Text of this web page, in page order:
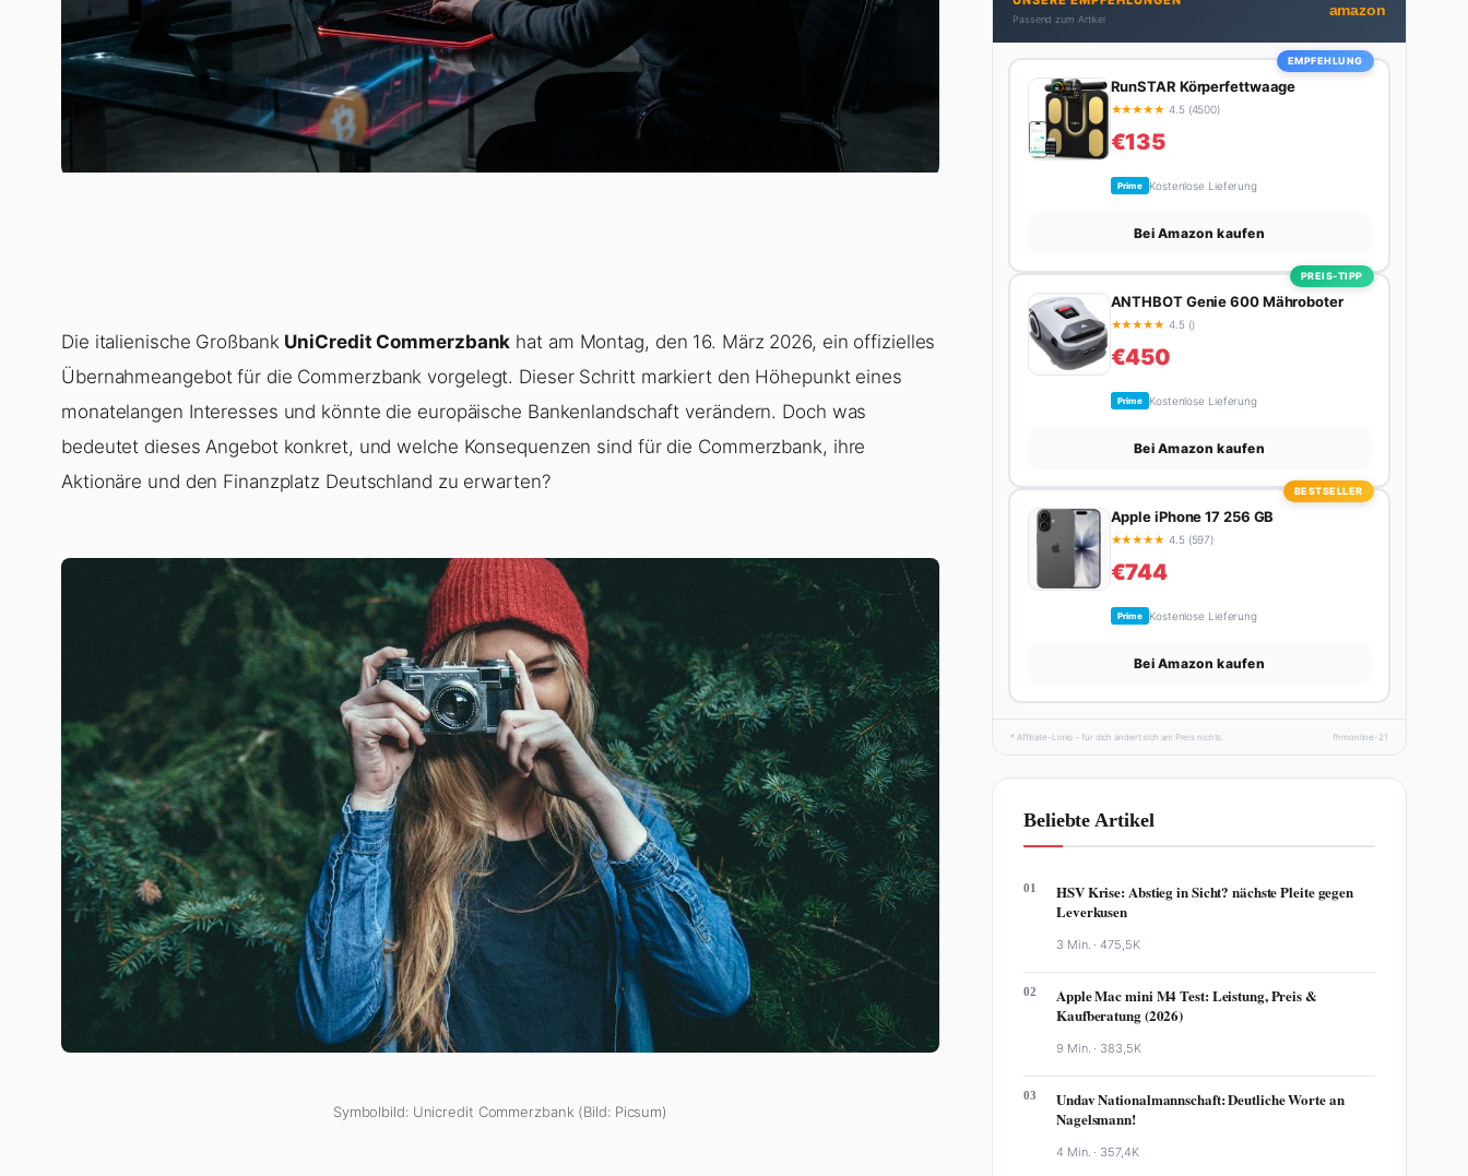
Die italienische Großbank UniCredit Commerzbank hat am Montag, den 16. März 2026, ein offizielles
Übernahmeangebot für die Commerzbank vorgelegt. Dieser Schritt markiert den Höhepunkt eines
monatelangen Interesses und könnte die europäische Bankenlandschaft verändern. Doch was
bedeutet dieses Angebot konkret, und welche Konsequenzen sind für die Commerzbank, ihre
Aktionäre und den Finanzplatz Deutschland zu erwarten?
Symbolbild: Unicredit Commerzbank (Bild: Picsum)
Trip – sei es ein Wochenende in den Bergen, eine
Motorradtour durch die Alpen oder der jährliche
Campingtrip mit den Jungs. Sein Credo: Das Leben
ist zu kurz für langweilige Wochenenden.
Passend zum Artikel
amazon
EMPFEHLUNG
RunSTAR Körperfettwaage
★★★★★ 4.5 (4500)
€135
Prime Kostenlose Lieferung
Bei Amazon kaufen
PREIS-TIPP
ANTHBOT Genie 600 Mähroboter
★★★★★ 4.5 ()
€450
Prime Kostenlose Lieferung
Bei Amazon kaufen
BESTSELLER
Apple iPhone 17 256 GB
★★★★★ 4.5 (597)
€744
Prime Kostenlose Lieferung
Bei Amazon kaufen
* Affiliate-Links – für dich ändert sich am Preis nichts. fhmonline-21
Beliebte Artikel
01
HSV Krise: Abstieg in Sicht? nächste Pleite gegen
Leverkusen
3 Min. ·475,5K
02
Apple Mac mini M4 Test: Leistung, Preis &
Kaufberatung (2026)
9 Min. · 383,5K
03
Undav Nationalmannschaft: Deutliche Worte an
Nagelsmann!
4 Min. · 357,4K